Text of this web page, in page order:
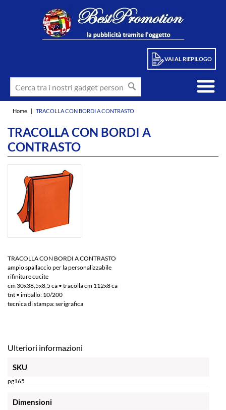
VAI AL RIEPILOGO
Home | TRACOLLA CON BORDI A CONTRASTO
TRACOLLA CON BORDI A
CONTRASTO
TRACOLLA CON BORDI A CONTRASTO
ampio spallaccio per la personalizzabile
rifiniture cucite
cm 30x38,5x8,5 ca • tracolla cm 112x8 ca
tnt • imballo: 10/200
tecnica di stampa: serigrafica
Ulteriori informazioni
SKU
pg165
Dimensioni